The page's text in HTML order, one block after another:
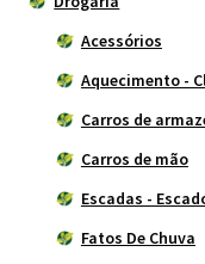
Acessórios
Aquecimento -
Carros de
Carros de mão
Escadas -
Fatos De Chuva